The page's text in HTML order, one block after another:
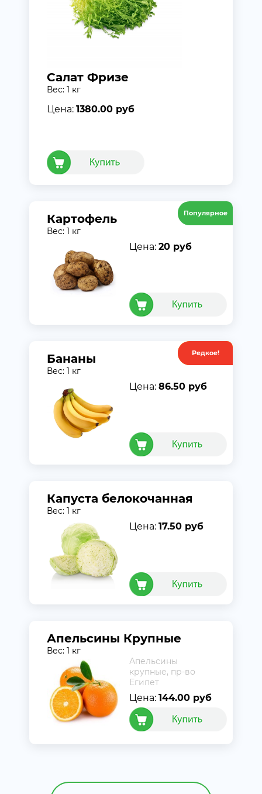
Салат Фризе
Вес: 1 кг
Цена: 1380.00 руб
Популярное
Картофель
Вес: 1 кг
Цена: 20 руб
Акция
Редкое!
Бананы
Вес: 1 кг
Цена: 86.50 руб
Капуста белокочанная
Вес: 1 кг
Цена: 17.50 руб
Апельсины Крупные
Вес: 1 кг
Апельсины
крупные, пр-во
Египет
Цена: 144.00 руб